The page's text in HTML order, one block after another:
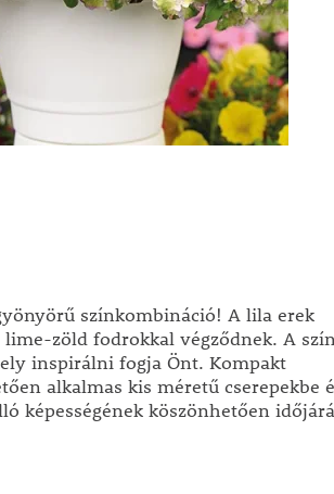
színkombináció! A lila erek
zöld fodrokkal végződnek. A
inspirálni fogja Önt. Kompakt
alkalmas kis méretű cserepekbe
képességének köszönhetően